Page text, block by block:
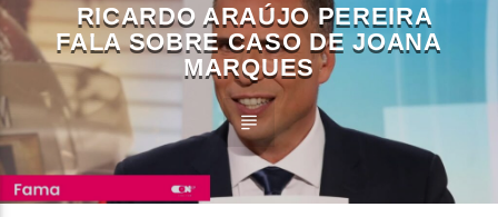
RICARDO ARAÚJO PEREIRA
FALA SOBRE CASO DE JOANA
MARQUES